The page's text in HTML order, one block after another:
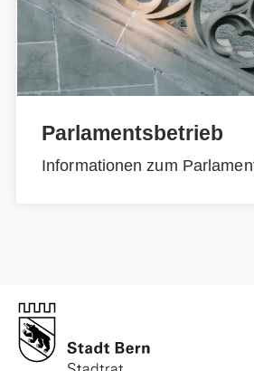
Parlamentsbetrieb
Informationen zum